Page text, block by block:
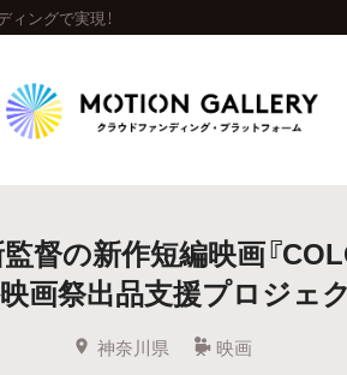
ングで実現！
ト 新着プロジェクト 終了間
Feature
督の新作短編映画『
画祭出品支援プロジェ
神奈川県 映画